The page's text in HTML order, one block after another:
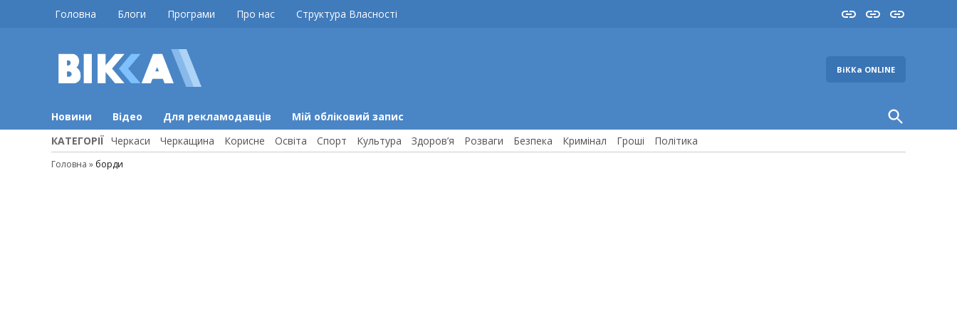
Головна Блоги Програми Про нас Структура Власності InstaYouTube
FB
ВіККа ONLINE
Новини Відео Для рекламодавців Мій обліковий запис
Open
Search
КАТЕГОРІЇ Черкаси Черкащина Корисне Освіта Спорт Культура Здоров’я Розваги Безпека Кримінал Гроші Політика
Головна » борди